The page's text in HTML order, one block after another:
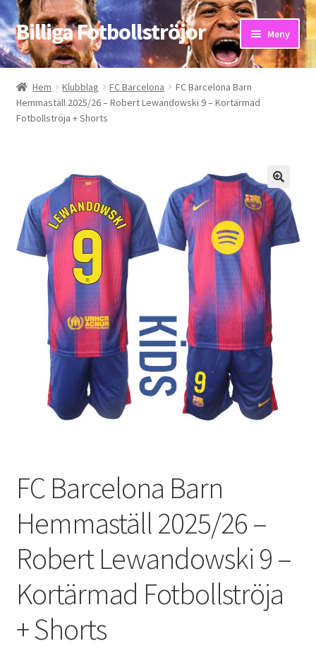
Hoppa
till
navigering
Hoppa
till
innehåll
Billiga Fotbollströjor Meny
Hem
Bloggar
Kontakta oss
Mitt konto
Storleksguiden
Varukorg
Hem Klubblag FC Barcelona
FC Barcelona Barn
Hemmaställ 2025/26 – Robert Lewandowski 9 – Kortärmad
Fotbollströja + Shorts
FC Barcelona Barn
Hemmaställ 2025/26 –
Robert Lewandowski 9 –
Kortärmad Fotbollströja
+ Shorts